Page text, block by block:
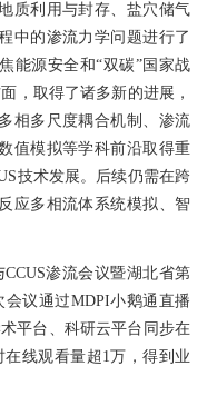
质利用与封存、盐穴储气
中的渗流力学问题进行了
能源安全和“双碳”国家战
，取得了诸多新的进展，
相多尺度耦合机制、渗流
值模拟等学科前沿取得重
技术发展。后续仍需在跨
应多相流体系统模拟、智
渗流会议暨湖北省第
议通过MDPI小鹅通直播
平台、科研云平台同步在
线观看量超1万，得到业